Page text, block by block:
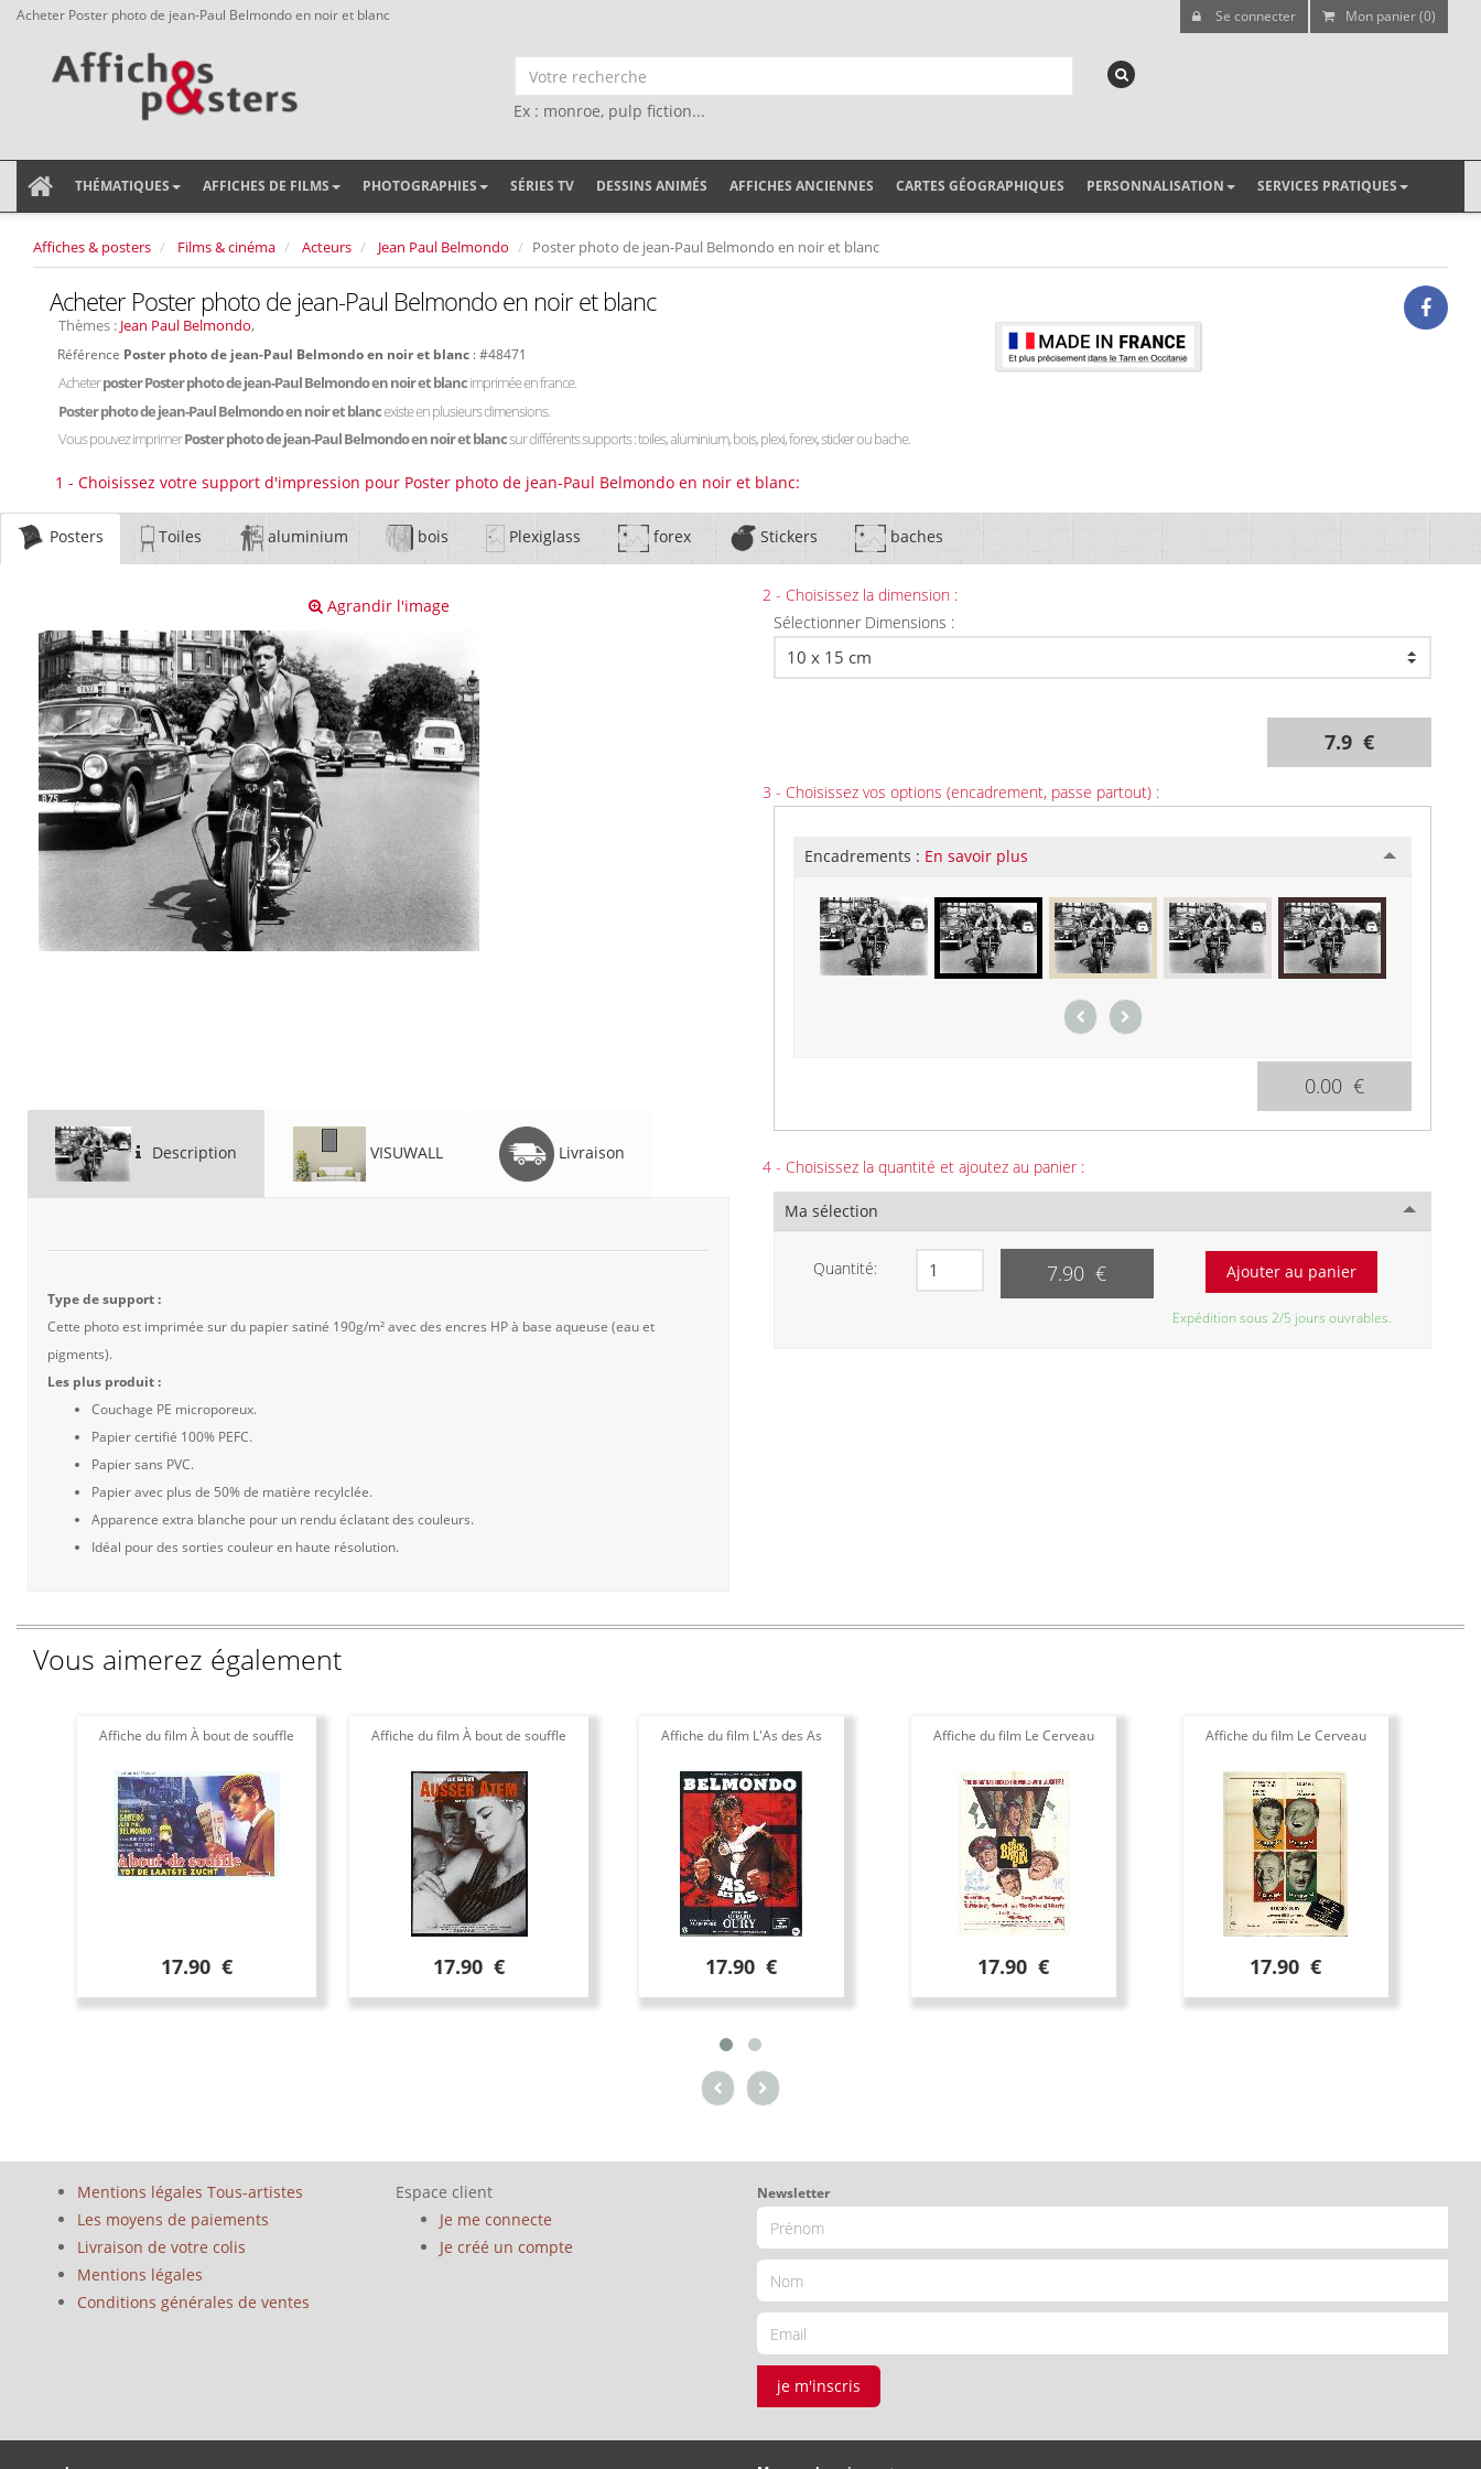
Acheter Poster photo de jean-Paul Belmondo en noir et blanc Se connecter Mon panier (0)
Ex : monroe, pulp fiction...
THÉMATIQUES AFFICHES DE FILMS PHOTOGRAPHIES SÉRIES TV DESSINS ANIMÉS AFFICHES ANCIENNES CARTES GÉOGRAPHIQUES PERSONNALISATION SERVICES PRATIQUES
Affiches & posters Films & cinéma Acteurs Jean Paul Belmondo Poster photo de jean-Paul Belmondo en noir et blanc
Acheter Poster photo de jean-Paul Belmondo en noir et blanc
Thèmes : Jean Paul Belmondo,
Référence Poster photo de jean-Paul Belmondo en noir et blanc : #48471
Acheterposter Poster photo de jean-Paul Belmondo en noir et blancimprimée en france.
Poster photo de jean-Paul Belmondo en noir et blancexiste en plusieurs dimensions.
Vous pouvez imprimerPoster photo de jean-Paul Belmondo en noir et blancsur différents supports : toiles, aluminium, bois, plexi, forex, sticker ou bache.
1 - Choisissez votre support d'impression pour Poster photo de jean-Paul Belmondo en noir et blanc:
Posters Toiles aluminium bois Plexiglass forex Stickers baches
Agrandir l'image
Description VISUWALL Livraison
Type de support :
Cette photo est imprimée sur du papier satiné 190g/m² avec des encres HP à base aqueuse (eau et
pigments).
Les plus produit :
Couchage PE microporeux.
Papier certifié 100% PEFC.
Papier sans PVC.
Papier avec plus de 50% de matière recylclée.
Apparence extra blanche pour un rendu éclatant des couleurs.
Idéal pour des sorties couleur en haute résolution.
2 - Choisissez la dimension :
Sélectionner Dimensions :
7.9 €
3 - Choisissez vos options (encadrement, passe partout) :
Encadrements : En savoir plus
0.00 €
4 - Choisissez la quantité et ajoutez au panier :
Ma sélection
Quantité: 7.90 €
Expédition sous 2/5 jours ouvrables.
Vous aimerez également
Affiche du film À bout de souffle
17.90 €
Affiche du film À bout de souffle
17.90 €
Affiche du film L'As des As
17.90 €
Affiche du film Le Cerveau
17.90 €
Affiche du film Le Cerveau
17.90 €
Mentions légales Tous-artistes
Les moyens de paiements
Livraison de votre colis
Mentions légales
Conditions générales de ventes
Espace client
Je me connecte
Je créé un compte
Newsletter
je m'inscris